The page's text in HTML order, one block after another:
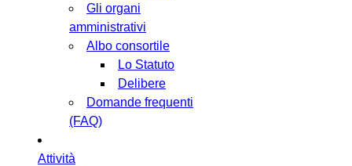
Gli organi
amministrativi
Albo consortile
Lo Statuto
Delibere
Domande frequenti
(FAQ)
Attività